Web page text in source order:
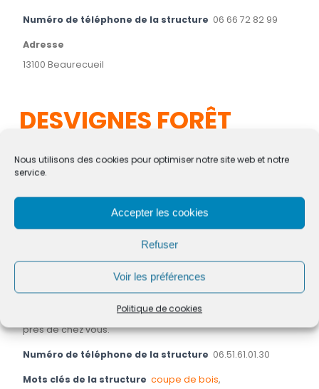
Nous utilisons des cookies pour optimiser notre site web et notre
service.
Accepter les cookies
Refuser
Voir les préférences
Politique de cookies
Numéro de téléphone de la structure 06 66 72 82 99
Adresse
13100 Beaurecueil
DESVIGNES FORÊT
Artisan
Brève description de la structure
Samuel Desvignes, beaurecuein professionnel, se charge
de vos travaux forestiers, travaux de débroussaillement,
OLD (obligations légales de débroussaillement), coupe et
vente de bois de chauffage. Un professionnel de qualité
près de chez vous.
Numéro de téléphone de la structure 06.51.61.01.30
Mots clés de la structure coupe de bois,